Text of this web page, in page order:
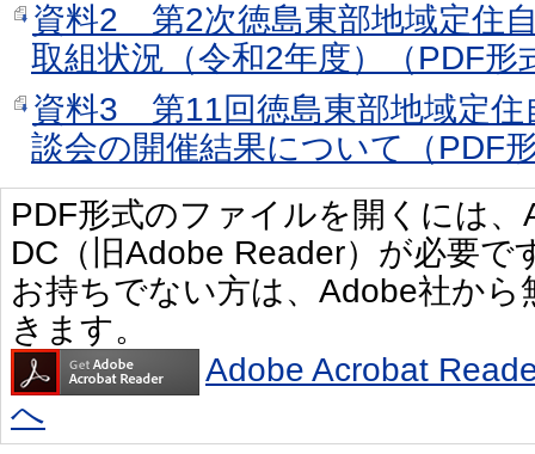
資料2 第2次徳島東部地域定住
取組状況（令和2年度）（PDF形
資料3 第11回徳島東部地域定住
談会の開催結果について（PDF
PDF形式のファイルを開くには
DC（旧Adobe Reader）が必要で
お持ちでない方は、Adobe社か
きます。
Adobe Acrobat
へ